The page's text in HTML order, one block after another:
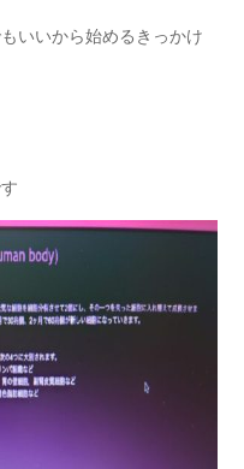
いいから始めるきっかけ